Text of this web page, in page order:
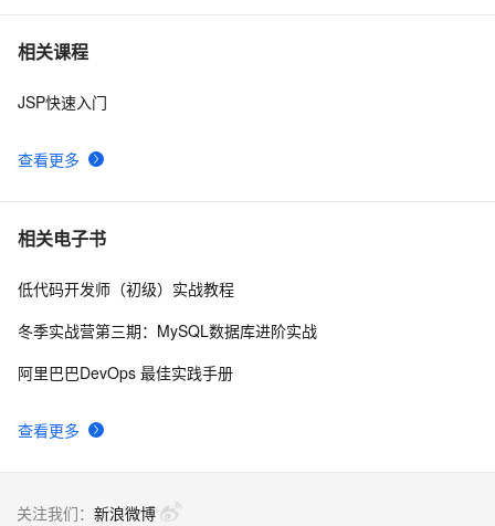
7 用 xml格式 输出 jsp
8 JSP中的MVC
9 2020年了，还需要学习JSP吗？
10
相关课程
查看更多
JSP快速入门
相关电子书
查看更多
低代码开发师（初级）实战教程
冬季实战营第三期：MySQL数据库进阶实战
阿里巴巴DevOps 最佳实践手册
关注我们： 新浪微博